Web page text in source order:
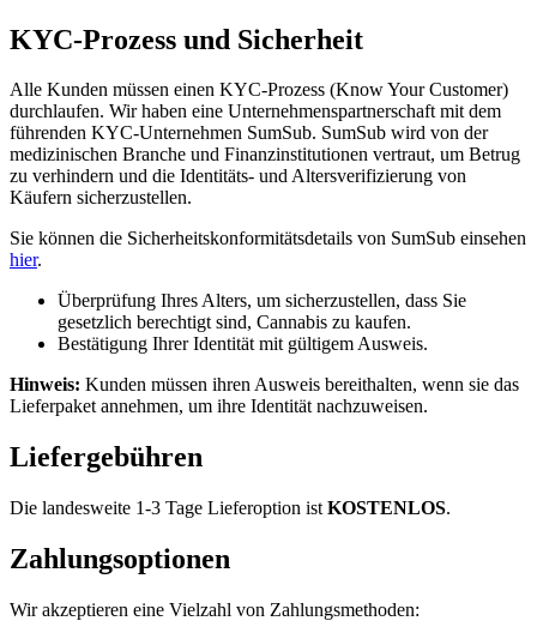
KYC-Prozess und Sicherheit
Alle Kunden müssen einen KYC-Prozess (Know Your Customer)
durchlaufen. Wir haben eine Unternehmenspartnerschaft mit dem
führenden KYC-Unternehmen SumSub. SumSub wird von der
medizinischen Branche und Finanzinstitutionen vertraut, um Betrug
zu verhindern und die Identitäts- und Altersverifizierung von
Käufern sicherzustellen.
Sie können die Sicherheitskonformitätsdetails von SumSub einsehen
hier.
Überprüfung Ihres Alters, um sicherzustellen, dass Sie
gesetzlich berechtigt sind, Cannabis zu kaufen.
Bestätigung Ihrer Identität mit gültigem Ausweis.
Hinweis: Kunden müssen ihren Ausweis bereithalten, wenn sie das
Lieferpaket annehmen, um ihre Identität nachzuweisen.
Liefergebühren
Die landesweite 1-3 Tage Lieferoption ist KOSTENLOS.
Zahlungsoptionen
Wir akzeptieren eine Vielzahl von Zahlungsmethoden: